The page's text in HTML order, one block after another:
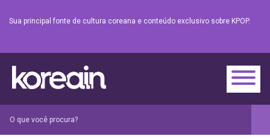
Sua principal fonte de cultura coreana e conteúdo exclusivo sobre KPOP.